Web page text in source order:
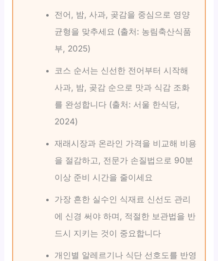
전어, 밤, 사과, 곶감을 중심으로 영양
균형을 맞추세요 (출처: 농림축산식품
부, 2025)
코스 순서는 신선한 전어부터 시작해
사과, 밤, 곶감 순으로 맛과 식감 조화
를 완성합니다 (출처: 서울 한식당,
2024)
재래시장과 온라인 가격을 비교해 비용
을 절감하고, 전문가 손질법으로 90분
이상 준비 시간을 줄이세요
가장 흔한 실수인 식재료 신선도 관리
에 신경 써야 하며, 적절한 보관법을 반
드시 지키는 것이 중요합니다
개인별 알레르기나 식단 선호도를 반영